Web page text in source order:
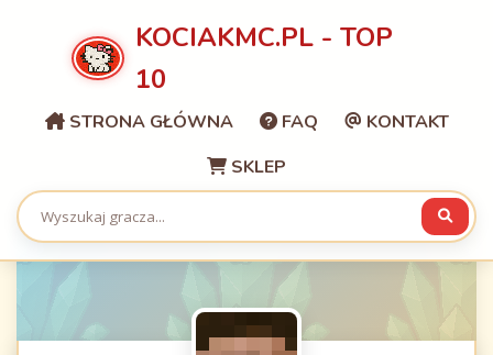
KOCIAKMC.PL - TOP
10
STRONA GŁÓWNA FAQ
KONTAKT
SKLEP